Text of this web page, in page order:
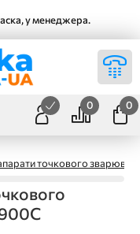
у менеджера.
0 0
точкового